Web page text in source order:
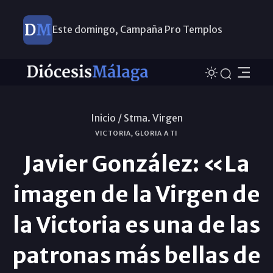
Este domingo, Campaña Pro Templos
Inicio / Stma. Virgen
VICTORIA, GLORIA A TI
Javier González: «La
imagen de la Virgen de
la Victoria es una de las
patronas más bellas de